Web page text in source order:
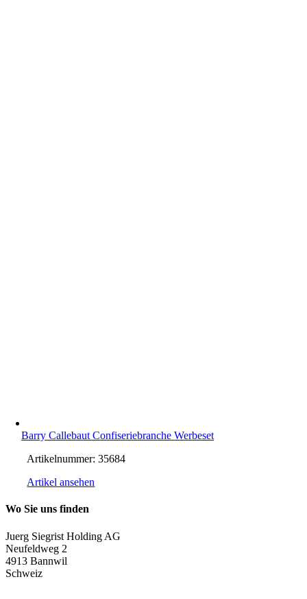
Barry Callebaut Confiseriebranche Werbeset
Artikelnummer:35684
Artikel ansehen
Wo Sie uns finden
Juerg Siegrist Holding AG
Neufeldweg 2
4913 Bannwil
Schweiz